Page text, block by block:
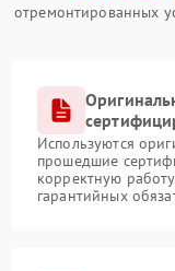
отремонтированных
Используются
прошедшие
корректную
гарантийных